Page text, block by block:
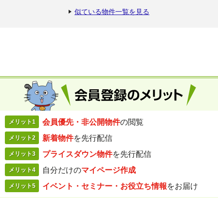
似ている物件一覧を見る
メリット1 会員優先・ 非公開物件の閲覧
メリット2 新着物件を先行配信
メリット3 プライスダウン物件を先行配信
メリット4 自分だけのマイページ作成
メリット5 イベント・セミナー・ お役立ち情報をお届け